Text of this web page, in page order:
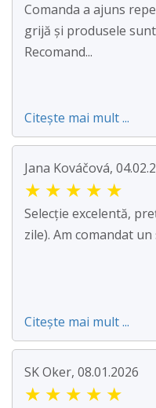
Comanda a ajuns
grijă și produsele
Recomand...
Citește mai mult ...
Jana Kováčová,
★ ★ ★ ★ ★
Selecție excelentă,
zile). Am comandat
Citește mai mult ...
SK Oker, 08.01.2026
★ ★ ★ ★ ★